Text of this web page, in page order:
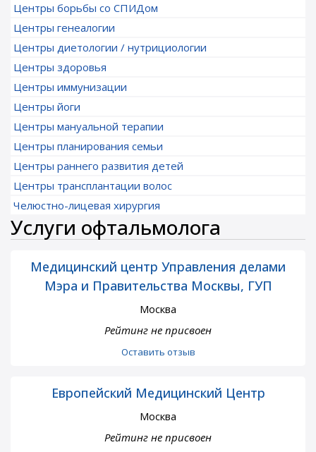
Центры борьбы со СПИДом
Центры генеалогии
Центры диетологии / нутрициологии
Центры здоровья
Центры иммунизации
Центры йоги
Центры мануальной терапии
Центры планирования семьи
Центры раннего развития детей
Центры трансплантации волос
Челюстно-лицевая хирургия
Услуги офтальмолога
Медицинский центр Управления делами
Мэра и Правительства Москвы, ГУП
Москва
Рейтинг не присвоен
Оставить отзыв
Европейский Медицинский Центр
Москва
Рейтинг не присвоен